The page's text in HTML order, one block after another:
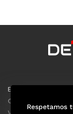
EL UNIVERSAL
Clase
Respetamos